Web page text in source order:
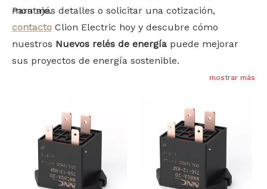
montaje.
Para más detalles o solicitar una cotización,
contacto Clion Electric hoy y descubre cómo
nuestros Nuevos relés de energía puede mejorar
sus proyectos de energía sostenible.
mostrar más